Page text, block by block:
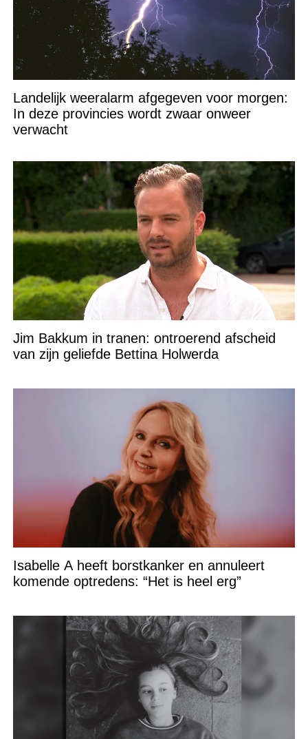
Landelijk weeralarm afgegeven voor morgen:
In deze provincies wordt zwaar onweer
verwacht
Jim Bakkum in tranen: ontroerend afscheid
van zijn geliefde Bettina Holwerda
Isabelle A heeft borstkanker en annuleert
komende optredens: “Het is heel erg”